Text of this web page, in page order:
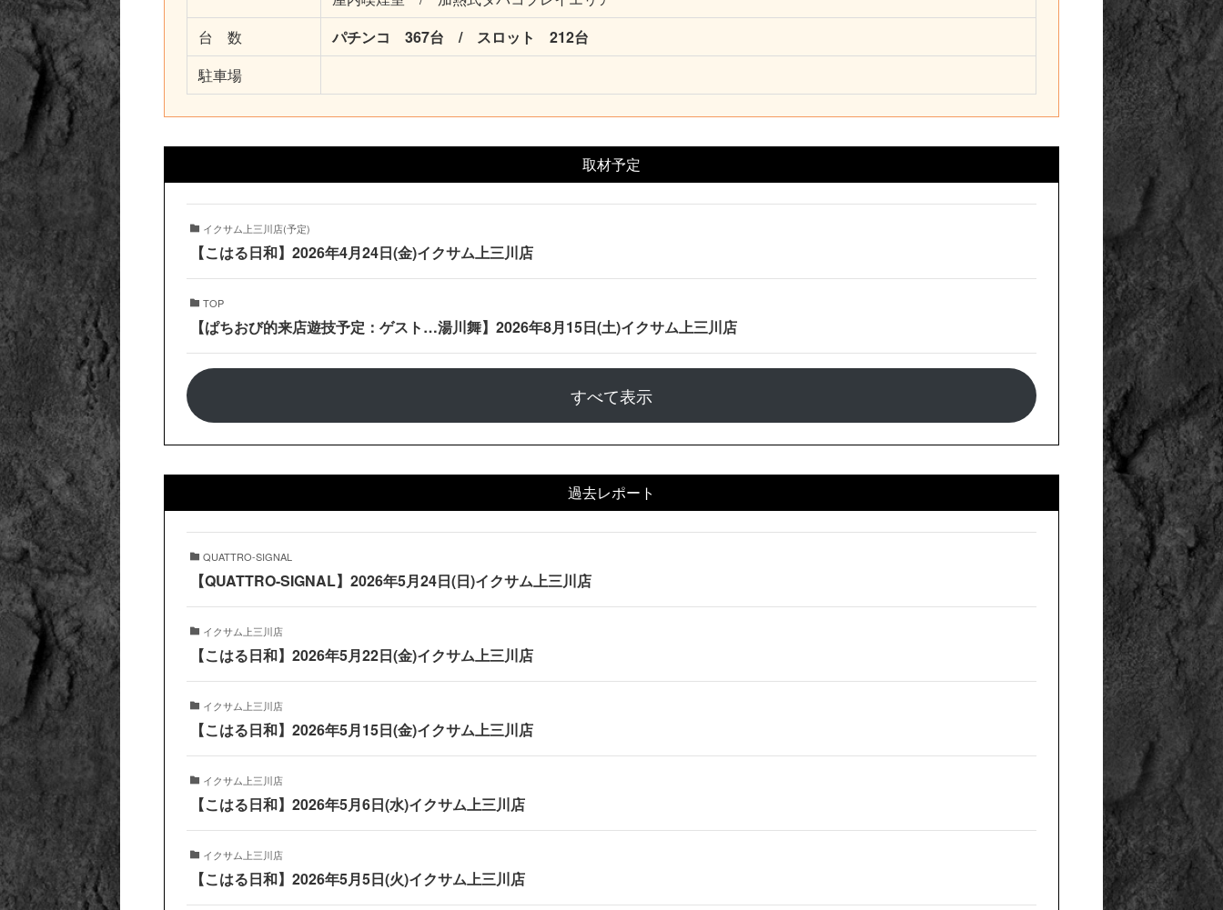
台 数
パチンコ 367台 / スロット 212台
駐車場
取材予定
イクサム上三川店(予定)
【こはる日和】2026年4月24日(金)イクサム上三川店
TOP
【ぱちおび的来店遊技予定：ゲスト…湯川舞】2026年8月15日(土)イクサム上三川店
すべて表示
過去レポート
QUATTRO-SIGNAL
【QUATTRO-SIGNAL】2026年5月24日(日)イクサム上三川店
イクサム上三川店
【こはる日和】2026年5月22日(金)イクサム上三川店
イクサム上三川店
【こはる日和】2026年5月15日(金)イクサム上三川店
イクサム上三川店
【こはる日和】2026年5月6日(水)イクサム上三川店
イクサム上三川店
【こはる日和】2026年5月5日(火)イクサム上三川店